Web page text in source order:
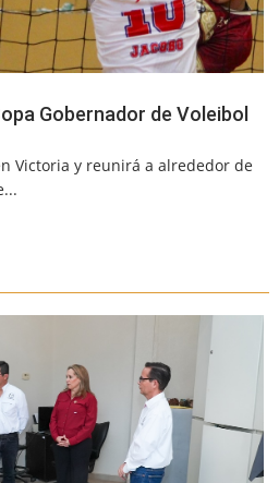
Gobernador de Voleibol
Victoria y reunirá a alrededor de